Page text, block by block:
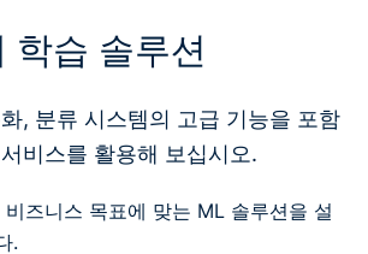
학습 솔루션
, 분류 시스템의 고급 기능을 포함
비스를 활용해 보십시오.
즈니스 목표에 맞는 ML 솔루션을 설
.